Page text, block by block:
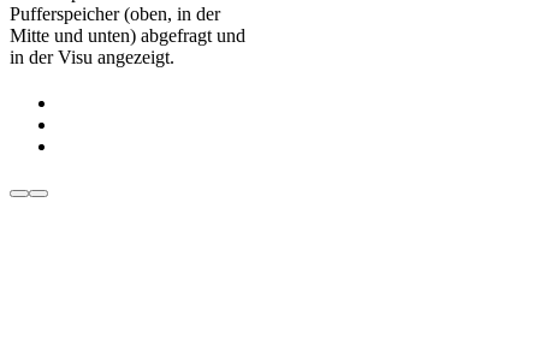
Pufferspeicher (oben, in der
Mitte und unten) abgefragt und
in der Visu angezeigt.